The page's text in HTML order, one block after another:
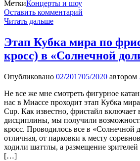
МеткиКонцерты и шоу
Оставить комментарий
Читать дальше
Этап Кубка мира по
кросс) в «Солнечной
Опубликовано 02/201705/2020 автором
Не все же мне смотреть фигурное
нас в Миассе проходит этап Кубка
Cup. Как известно, фристайл включает
дисциплины, мы получили
кросс. Проводилось все в «Солнечной
отличная, от парковки к месту
ходили шаттлы, а размещение зрителей
[…]